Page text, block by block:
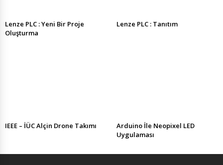
Lenze PLC : Yeni Bir Proje
Oluşturma
Lenze PLC : Tanıtım
IEEE – İÜC Alçin Drone Takımı
Arduino İle Neopixel LED
Uygulaması